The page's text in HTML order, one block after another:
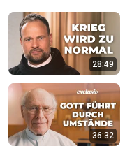
28:49
36:32